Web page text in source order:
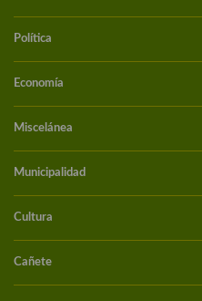
Política
Economía
Miscelánea
Municipalidad
Cultura
Cañete